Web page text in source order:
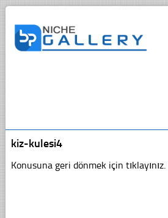
kiz-kulesi4
Konusuna geri dönmek için tıklayınız.